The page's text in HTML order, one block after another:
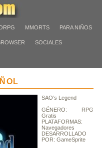
MMORTS PARA NIÑOS
SOCIALES
SAO’s Legend
GÉNERO: RPG
Gratis
PLATAFORMAS:
Navegadores
DESARROLLADO
POR: GameSprite